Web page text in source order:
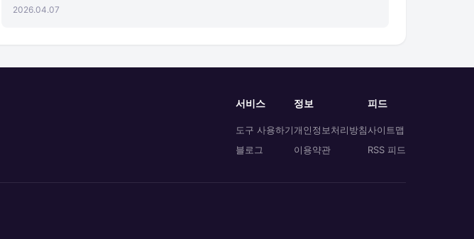
2026.04.07
서비스
도구 사용하기
블로그
정보
개인정보처리방침
이용약관
피드
사이트맵
RSS 피드